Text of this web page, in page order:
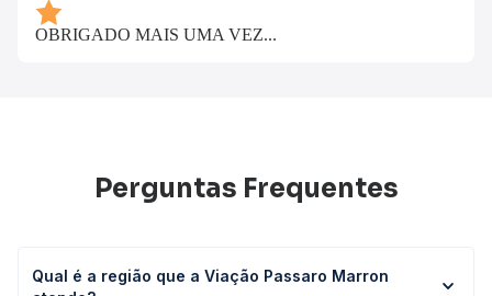
OBRIGADO MAIS UMA VEZ...
Perguntas Frequentes
Qual é a região que a Viação Passaro Marron